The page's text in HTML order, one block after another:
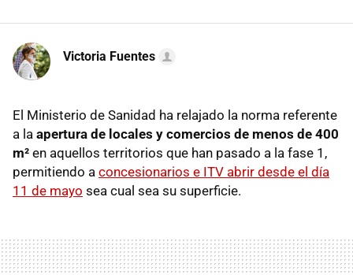
Victoria Fuentes
El Ministerio de Sanidad ha relajado la norma referente
a la apertura de locales y comercios de menos de 400
m² en aquellos territorios que han pasado a la fase 1,
permitiendo a concesionarios e ITV abrir desde el día
11 de mayo sea cual sea su superficie.